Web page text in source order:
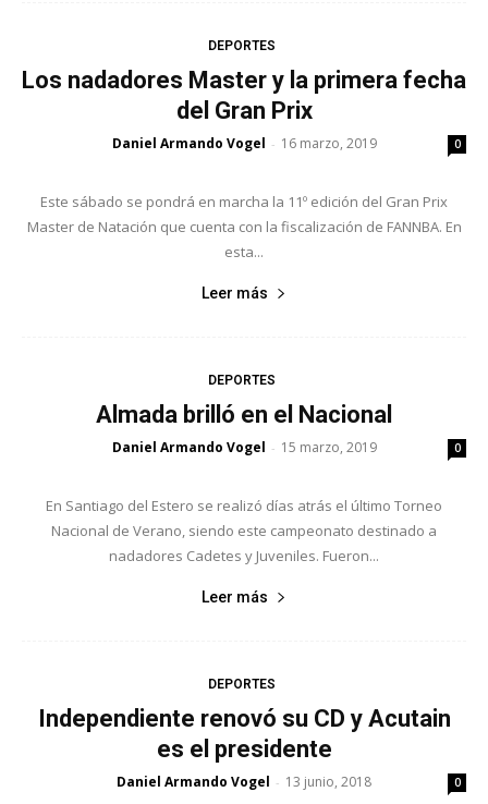
DEPORTES
Los nadadores Master y la primera fecha
del Gran Prix
Daniel Armando Vogel - 16 marzo, 2019 0
Este sábado se pondrá en marcha la 11º edición del Gran Prix
Master de Natación que cuenta con la fiscalización de FANNBA. En
esta...
Leer más
DEPORTES
Almada brilló en el Nacional
Daniel Armando Vogel - 15 marzo, 2019 0
En Santiago del Estero se realizó días atrás el último Torneo
Nacional de Verano, siendo este campeonato destinado a
nadadores Cadetes y Juveniles. Fueron...
Leer más
DEPORTES
Independiente renovó su CD y Acutain
es el presidente
Daniel Armando Vogel - 13 junio, 2018 0